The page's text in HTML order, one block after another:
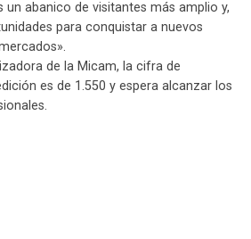
un abanico de visitantes más amplio y,
para conquistar a nuevos
de la Micam, la cifra de
es de 1.550 y espera alcanzar los